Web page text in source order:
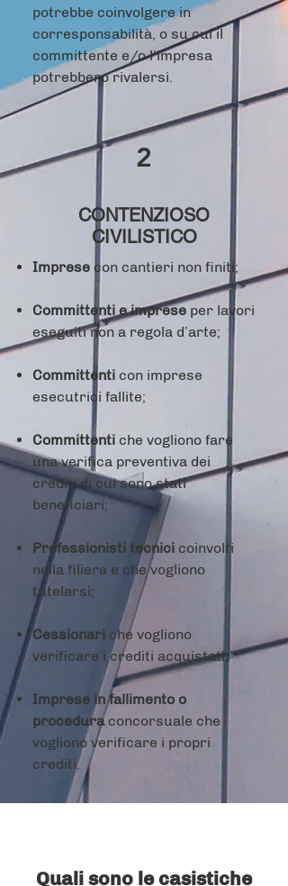
potrebbe coinvolgere in
corresponsabilità, o su cui il
committente e/o l’impresa
potrebbero rivalersi.
2
CONTENZIOSO
CIVILISTICO
Imprese con cantieri non finiti;
Committenti e imprese per lavori
eseguiti non a regola d’arte;
Committenti con imprese
esecutrici fallite;
Committenti che vogliono fare
una verifica preventiva dei
crediti di cui sono stati
beneficiari;
Professionisti tecnici coinvolti
nella filiera e che vogliono
tutelarsi;
Cessionari che vogliono
verificare i crediti acquistati;
Imprese in fallimento o
proceduraconcorsuale che
vogliono verificare i propri
crediti.
Quali sono le casistiche